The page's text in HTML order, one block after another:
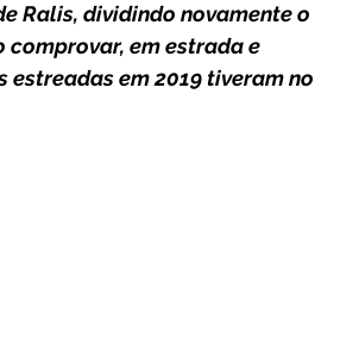
Ralis, dividindo novamente o
em estrada e
em 2019 tiveram no